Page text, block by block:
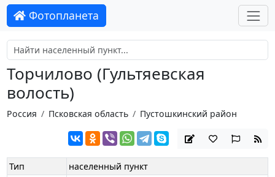
Фотопланета
Торчилово (Гультяевская
волость)
Россия Псковская область Пустошкинский район
Тип
населенный пункт